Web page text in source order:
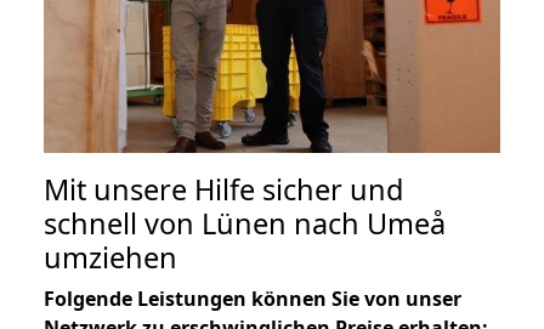
Mit unsere Hilfe sicher und
schnell von Lünen nach Umeå
umziehen
Folgende Leistungen können Sie von unser